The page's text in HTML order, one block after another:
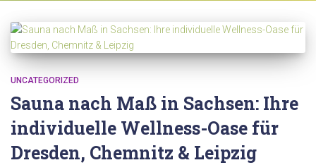
UNCATEGORIZED
Sauna nach Maß in Sachsen: Ihre
individuelle Wellness-Oase für
Dresden, Chemnitz & Leipzig